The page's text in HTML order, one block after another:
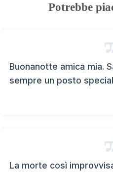
Potrebbe
Buonanotte amica mia.
sempre un posto
La morte così